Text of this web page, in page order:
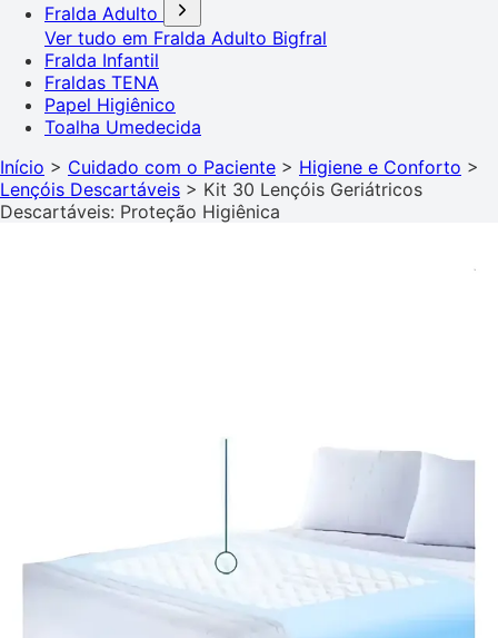
Fralda Adulto
Ver tudo em Fralda Adulto Bigfral
Fralda Infantil
Fraldas TENA
Papel Higiênico
Toalha Umedecida
Início > Cuidado com o Paciente > Higiene e Conforto >
Lençóis Descartáveis > Kit 30 Lençóis Geriátricos
Descartáveis: Proteção Higiênica